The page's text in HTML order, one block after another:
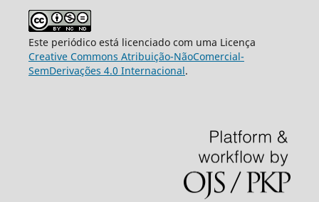
Este periódico está licenciado com uma Licença
Creative Commons Atribuição-NãoComercial-
SemDerivações 4.0 Internacional.